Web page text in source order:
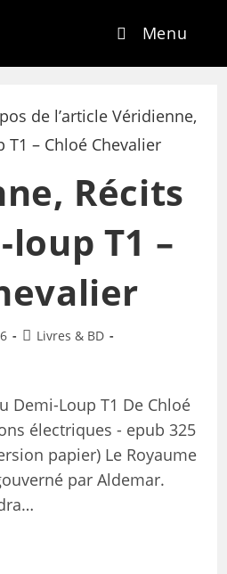
Menu
Récits
T1 –
Livres & BD
Demi-Loup T1 De Chloé
électriques - epub 325
papier) Le Royaume
par Aldemar.